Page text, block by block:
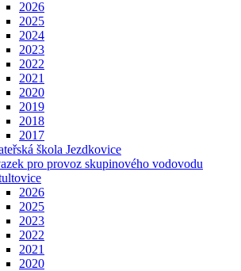
2026
2025
2024
2023
2022
2021
2020
2019
2018
2017
škola Jezdkovice
pro provoz skupinového vodovodu
2026
2025
2023
2022
2021
2020